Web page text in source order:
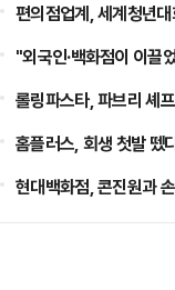
편의점업계, 세계청년
"외국인·백화점이 이
롤링파스타, 파브리 셰
홈플러스, 회생 첫발
현대백화점, 콘진원과